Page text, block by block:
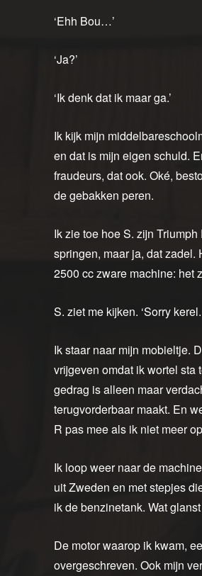
‘Ehh Bou…’
‘Ja?’
‘Ik denk dat ik maar ga.’
Ik kijk mijn
en dat is mijn eigen schuld.
fraudeurs, dat ook. Oké,
de gebakken peren.
Ik zie toe hoe S. zijn
springen, maar ja, dat zadel.
2500 cc zware machine: het
S. ziet me kijken. ‘Sorry
Ik staar naar mijn mobieltje.
vrijgeven omdat ik wortel sta
gedrag is alleen maar
terugvorderbaar maakt. En
R pas mee als ik niet meer
Ik loop weer naar de
uit Zweden en met stepjes
ik de benzinetank. Wat
De motor waarop ik kwam,
overgeschreven. Ook mijn